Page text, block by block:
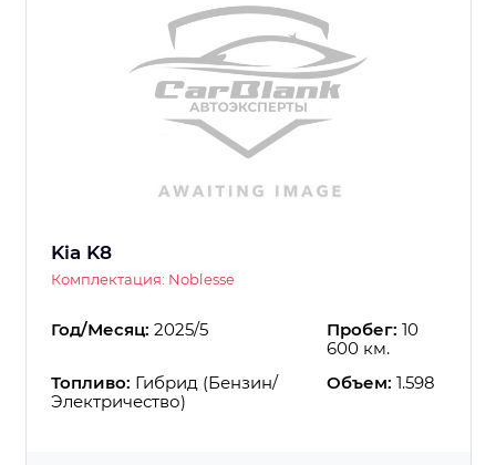
Kia K8
Комплектация: Noblesse
Год/Месяц: 2025/5 Пробег: 10
600 км.
Топливо: Гибрид (Бензин/
Электричество)
Объем: 1.598